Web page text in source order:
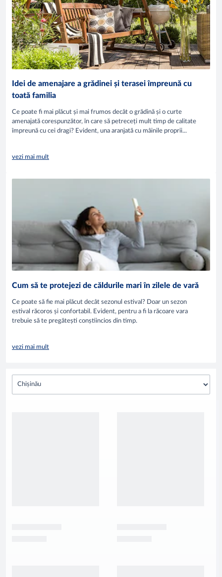
Idei de amenajare a grădinei și terasei împreună cu
toată familia
Ce poate fi mai plăcut și mai frumos decât o grădină și o curte
amenajată corespunzător, în care să petreceți mult timp de calitate
împreună cu cei dragi? Evident, una aranjată cu mâinile proprii...
vezi mai mult
Cum să te protejezi de căldurile mari în zilele de vară
Ce poate să fie mai plăcut decât sezonul estival? Doar un sezon
estival răcoros și confortabil. Evident, pentru a fi la răcoare vara
trebuie să te pregătești conștiincios din timp.
vezi mai mult